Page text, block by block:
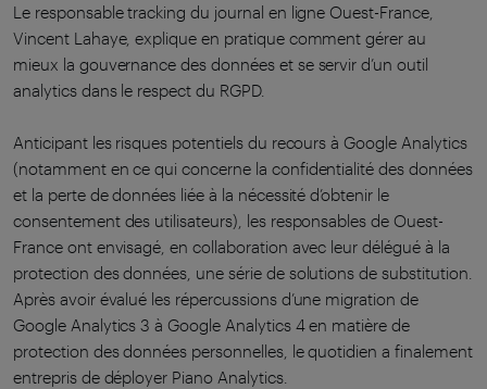
Le responsable tracking du journal en ligne Ouest-France,
Vincent Lahaye, explique en pratique comment gérer au
mieux la gouvernance des données et se servir d’un outil
analytics dans le respect du RGPD.
Anticipant les risques potentiels du recours à Google Analytics
(notamment en ce qui concerne la confidentialité des données
et la perte de données liée à la nécessité d’obtenir le
consentement des utilisateurs), les responsables de Ouest-
France ont envisagé, en collaboration avec leur délégué à la
protection des données, une série de solutions de substitution.
Après avoir évalué les répercussions d’une migration de
Google Analytics 3 à Google Analytics 4 en matière de
protection des données personnelles, le quotidien a finalement
entrepris de déployer Piano Analytics.